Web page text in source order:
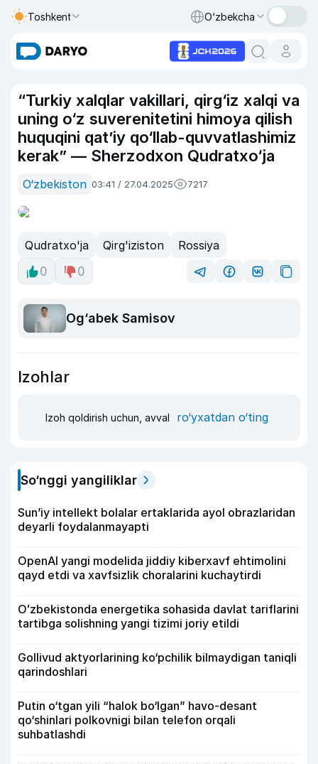
Toshkent O‘zbekcha
“Turkiy xalqlar vakillari, qirg‘iz xalqi va
uning o‘z suverenitetini himoya qilish
huquqini qatʼiy qo‘llab-quvvatlashimiz
kerak” — Sherzodxon Qudratxo‘ja
O‘zbekiston 03:41 / 27.04.2025 7217
Qudratxo'ja Qirg'iziston
Rossiya
0
0
Og‘abek Samisov
Izohlar
Izoh qoldirish uchun, avval ro‘yxatdan o‘ting
So‘nggi yangiliklar
Sun’iy intellekt bolalar ertaklarida ayol obrazlaridan
deyarli foydalanmayapti
OpenAI yangi modelida jiddiy kiberxavf ehtimolini
qayd etdi va xavfsizlik choralarini kuchaytirdi
Oʻzbekistonda energetika sohasida davlat tariflarini
tartibga solishning yangi tizimi joriy etildi
Gollivud aktyorlarining ko‘pchilik bilmaydigan taniqli
qarindoshlari
Putin o‘tgan yili “halok bo‘lgan” havo-desant
qo‘shinlari polkovnigi bilan telefon orqali
suhbatlashdi